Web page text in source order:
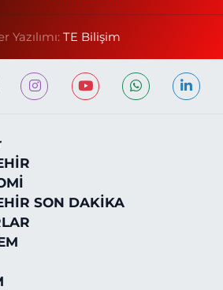
Yazılımı: TE Bilişim
SON DAKİKA